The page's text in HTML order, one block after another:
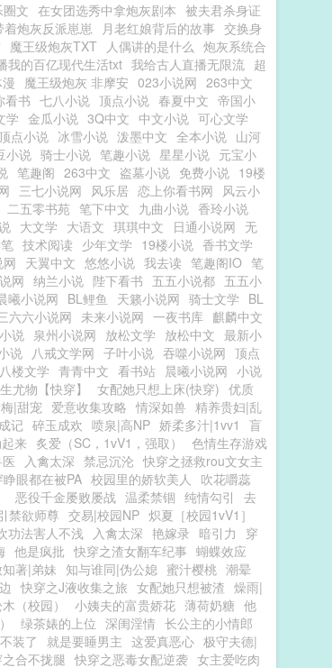
文 在女团选秀中拿炮灰剧本 被夫君杀身证
着炮灰反派崽崽 月老红娘背后的故事 交换身
魔王级炮灰TXT 人偶讲的是什么 炮灰系统合
我的百亿现代生活txt 我给古人直播无限流 超
魔王级炮灰 非摩安 023小说网 263中文
看书 七八小说 顶点小说 春夏中文 帝国小
学 金瓜小说 3Q中文 中文小说 可心文学
点小说 冰雪小说 泼墨中文 全本小说 山河
小说 骑士小说 笔趣小说 星星小说 元宝小
笔趣阁 263中文 盗墓小说 免费小说 19楼
三七小说网 风乐居 恋上你看书网
风云小
二五零书苑 笔下中文 九曲小说 香玲小说
大文学 大语文 琪琪中文 日通小说网 无
技术阅读 少年文学 19楼小说 香书文学
天翼中文 悠悠小说 我去读 笔趣阁IO 笔
网 纳兰小说 陛下看书 五五小说都 五五小
曦小说网 BL鲤鱼 天籁小说网 骑士文学 BL
六六小说网 未来小说网 一夜书库 麒麟中文
说 泉州小说网 放松文学 放松中文 最新小
说 八戒文学网 子叶小说 吞噬小说网 顶点
八楼文学 青青中文 看书站 晨曦小说网 小说
尤物【快穿】 女配她只想上床(快穿) 优质
|甜宠 爱意收集攻略 情深如兽 精养贵妇|乱
记 碎玉成欢 喷泉|高NP 娇柔多汁|1vv1
盲
来 炙爱（SC，1vV1，强取）
色情生存游戏
入禽太深 禁忌沉沦 快穿之拯救rou文女主
眼都在被PA 校园里的娇软美人
吹花嚼蕊
恶役千金屡败屡战 温柔禁锢 纯情勾引
去
禁欲师尊 交易|校园NP 炽夏［校园1vV1］
功法害人不浅 入禽太深 艳嫁录 暗引力
穿
他是疯批 快穿之渣女翻车纪事 蝴蝶效应
知著|弟妹 知与谁同|伪公媳 蜜汁樱桃 潮晕
快穿之J液收集之旅 女配她只想被渣 燥雨|
（校园） 小姨夫的富贵娇花 薄荷奶糖 他
绿茶婊的上位 深闺淫情 长公主的小情郎
装了 就是要睡男主 这爱真恶心 极守夫德|
合不拢腿 快穿之恶毒女配逆袭 女主爱吃肉